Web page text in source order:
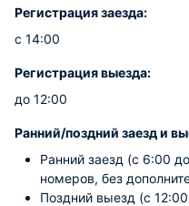
Регистрация заезда:
с 14:00
Регистрация выезда:
до 12:00
Ранний/поздний заезд и
Ранний заезд (с 6:00
номеров, без
Поздний выезд (с